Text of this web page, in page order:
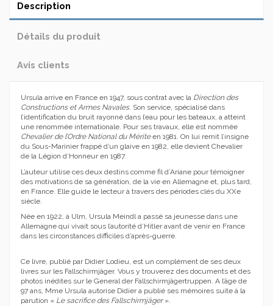
Description
Détails du produit
Avis clients
Ursula arrive en France en 1947, sous contrat avec la Direction des
Constructions et Armes Navales. Son service, spécialisé dans
l’identification du bruit rayonné dans l’eau pour les bateaux, a atteint
une renommée internationale. Pour ses travaux, elle est nommée
Chevalier de l’Ordre National du Mériteen 1981. On lui remit l’insigne
du Sous-Marinier frappé d’un glaive en 1982, elle devient Chevalier
de la Légion d’Honneur en 1987.
L’auteur utilise ces deux destins comme fil d’Ariane pour témoigner
des motivations de sa génération, de la vie en Allemagne et, plus tard,
en France. Elle guide le lecteur à travers des périodes clés du XXe
siècle.
Née en 1922, à Ulm, Ursula Meindl a passé sa jeunesse dans une
Allemagne qui vivait sous l’autorité d’Hitler avant de venir en France
dans les circonstances difficiles d’après-guerre.
Ce livre, publié par Didier Lodieu, est un complément de ses deux
livres sur les Fallschirmjäger. Vous y trouverez des documents et des
photos inédites sur le General der Fallschirmjägertruppen. A l’âge de
97 ans, Mme Ursula autorise Didier a publié ses mémoires suite à la
parution « Le sacrifice des Fallschirmjäger».